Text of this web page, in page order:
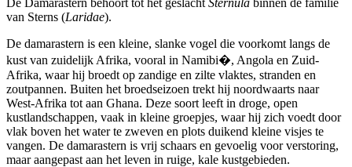
De Damarastern behoort tot het geslacht Sternula binnen de familie
van Sterns (Laridae).
De damarastern is een kleine, slanke vogel die voorkomt langs de
kust van zuidelijk Afrika, vooral in Namibi�, Angola en Zuid-
Afrika, waar hij broedt op zandige en zilte vlaktes, stranden en
zoutpannen. Buiten het broedseizoen trekt hij noordwaarts naar
West-Afrika tot aan Ghana. Deze soort leeft in droge, open
kustlandschappen, vaak in kleine groepjes, waar hij zich voedt door
vlak boven het water te zweven en plots duikend kleine visjes te
vangen. De damarastern is vrij schaars en gevoelig voor verstoring,
maar aangepast aan het leven in ruige, kale kustgebieden.